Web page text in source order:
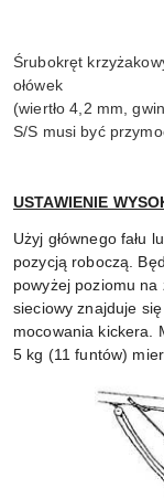
Śrubokręt
ołówek
(wiertło 4,2 mm,
S/S musi być
USTAWIENIE
Użyj głównego fału
pozycją roboczą.
powyżej poziomu
sieciowy znajduje
mocowania kickera.
5 kg (11 funtów)